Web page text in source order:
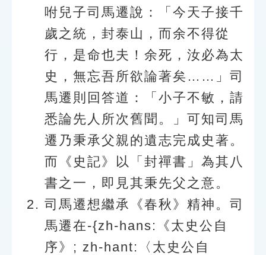
咐兒子司馬遷說：「今天子接千
歲之統，封泰山，而余不得從
行，是命也夫！余死，汝必為太
史，無忘吾所欲論著矣……」司
馬遷則回答道：「小子不敏，請
悉論先人所次舊聞。」可知司馬
遷乃秉承父親的遺志完成史著。
而《史記》以「封禪書」為其八
書之一，即見其秉先父之意。
司馬遷想繼承《春秋》精神。司
馬遷在-{zh-hans:《太史公自
序》; zh-hant:〈太史公自